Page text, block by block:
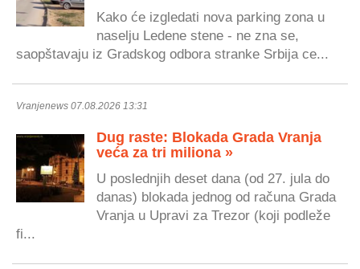
Kako će izgledati nova parking zona u
naselju Ledene stene - ne zna se,
saopštavaju iz Gradskog odbora stranke Srbija ce...
Vranjenews 07.08.2026 13:31
Dug raste: Blokada Grada Vranja
veća za tri miliona »
U poslednjih deset dana (od 27. jula do
danas) blokada jednog od računa Grada
Vranja u Upravi za Trezor (koji podleže
fi...